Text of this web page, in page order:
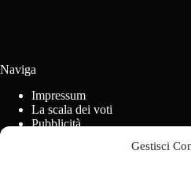
Gestisci
Naviga
Impressum
La scala dei voti
Pubblicità